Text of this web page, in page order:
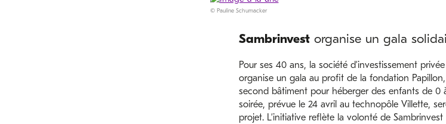
© Pauline Schumacker
Sambrinvestorganise un gala
Pour ses 40 ans, la société d’investissement
organise un gala au profit de la fondation
second bâtiment pour héberger des enfants de 0
soirée, prévue le 24 avril au technopôle Villette,
projet. L’initiative reflète la volonté de